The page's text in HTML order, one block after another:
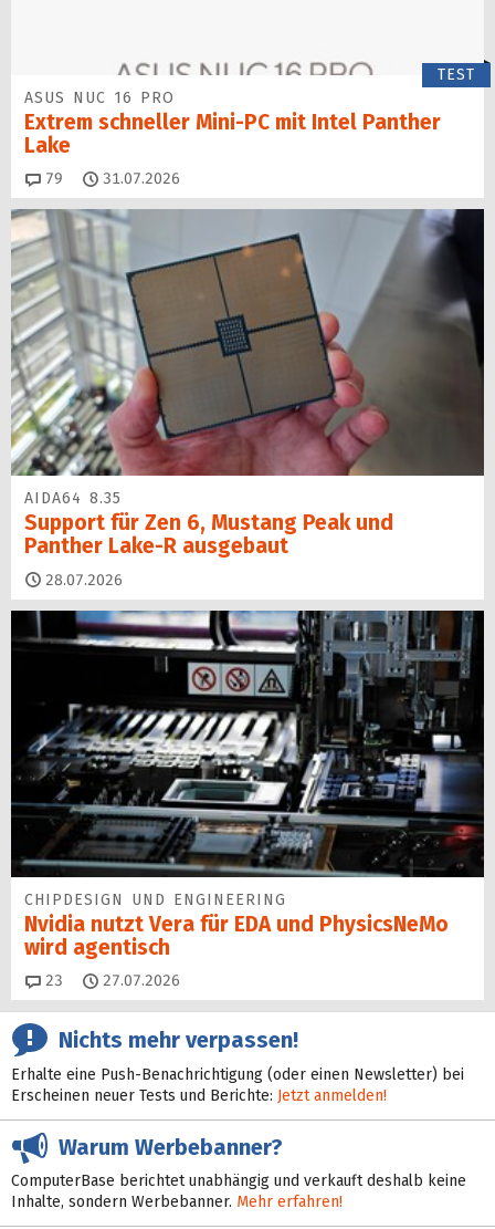
TEST
ASUS NUC 16 PRO
Extrem schneller Mini-PC mit Intel Panther
Lake
79 Kommentare
31.07.2026
AIDA64 8.35
Support für Zen 6, Mustang Peak und
Panther Lake-R ausgebaut
28.07.2026
CHIPDESIGN UND ENGINEERING
Nvidia nutzt Vera für EDA und PhysicsNeMo
wird agentisch
23 Kommentare
27.07.2026
Nichts mehr verpassen!
Erhalte eine Push-Benachrichtigung (oder einen Newsletter) bei
Erscheinen neuer Tests und Berichte: Jetzt anmelden!
Warum Werbebanner?
ComputerBase berichtet unabhängig und verkauft deshalb keine
Inhalte, sondern Werbebanner. Mehr erfahren!